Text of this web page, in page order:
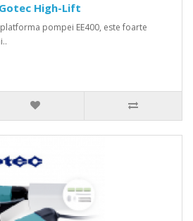
High-Lift
pompei EE400, este foarte